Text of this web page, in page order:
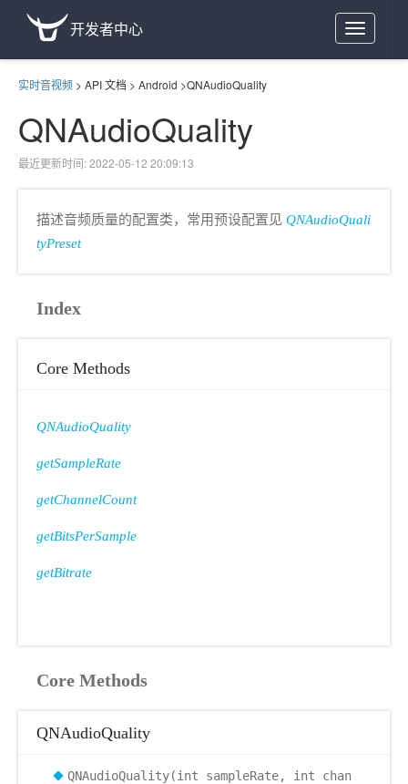
Toggle
navigation
开发者中心
实时音视频 > API 文档 > Android >QNAudioQuality
QNAudioQuality
最近更新时间: 2022-05-12 20:09:13
描述音频质量的配置类，常用预设配置见 QNAudioQuali
tyPreset
Index
Core Methods
QNAudioQuality
getSampleRate
getChannelCount
getBitsPerSample
getBitrate
Core Methods
QNAudioQuality
QNAudioQuality(int sampleRate, int chan